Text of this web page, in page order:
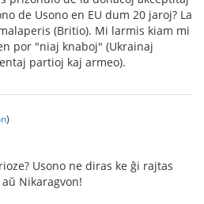
de Usono en EU dum 20 jaroj? La
(Britio). Mi larmis kiam mi
por "niaj knaboj" (Ukrainaj
partioj kaj armeo).
)
Usono ne diras ke ĝi rajtas
Nikaragvon!